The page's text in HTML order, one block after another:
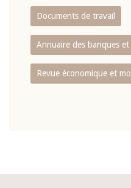
Documents de travail
Annuaire des banques
Revue économique et